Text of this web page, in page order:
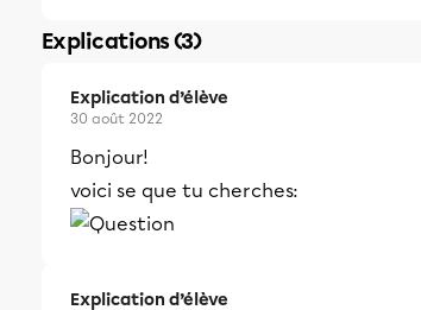
Explications (3)
Explication d’élève
30 août 2022
Bonjour!
voici se que tu cherches:
Explication d’élève